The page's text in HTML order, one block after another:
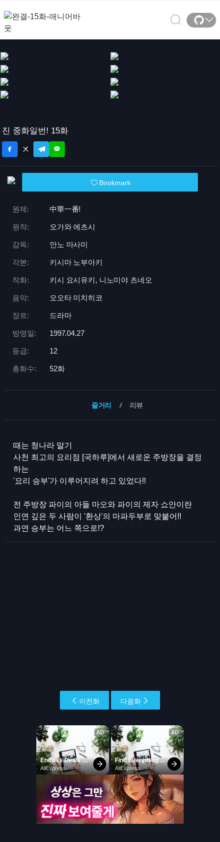
진 중화일번! 15화
Bookmark
원제: 中華一番!
원작: 오가와 에츠시
감독: 안노 마사미
각본: 키시마 노부아키
작화: 키시 요시유키, 니노미야 츠네오
음악: 오오타 미치히코
장르: 드라마
방영일: 1997.04.27
등급: 12
총화수: 52화
줄거리 리뷰
때는 청나라 말기
사천 최고의 요리점 [국하루]에서 새로운 주방장을 결정
하는
'요리 승부'가 이루어지려 하고 있었다!!
전 주방장 파이의 아들 마오와 파이의 제자 쇼안이란
인연 깊은 두 사람이 '환상'의 마파두부로 맞붙어!!
과연 승부는 어느 쪽으로!?
이전화 다음화